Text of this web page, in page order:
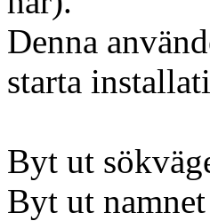
Denna
starta
Byt ut
Byt ut